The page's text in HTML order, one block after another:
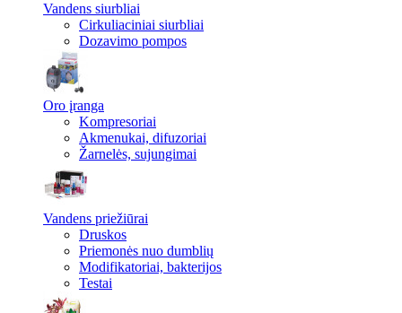
Vandens siurbliai
Cirkuliaciniai siurbliai
Dozavimo pompos
Oro įranga
Kompresoriai
Akmenukai, difuzoriai
Žarnelės, sujungimai
Vandens priežiūrai
Druskos
Priemonės nuo dumblių
Modifikatoriai, bakterijos
Testai